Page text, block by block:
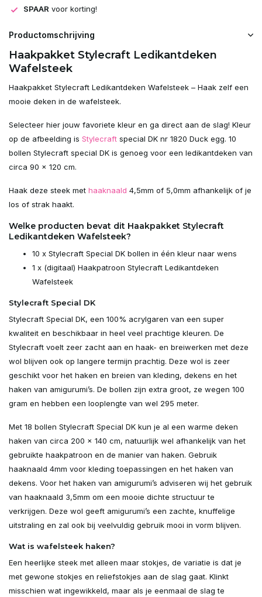
Uitverkocht
Uitverkocht
Uitverkocht
Uitverkocht
Uitverkocht
Uitverkocht
Uitverkocht
Uitverkocht
Uitverkocht
Uitverkocht
Uitverkocht
SPAAR voor korting!
Productomschrijving
Haakpakket Stylecraft Ledikantdeken
Wafelsteek
Haakpakket Stylecraft Ledikantdeken Wafelsteek – Haak zelf een
mooie deken in de wafelsteek.
Selecteer hier jouw favoriete kleur en ga direct aan de slag! Kleur
op de afbeelding is Stylecraft special DK nr 1820 Duck egg. 10
bollen Stylecraft special DK is genoeg voor een ledikantdeken van
circa 90 x 120 cm.
Haak deze steek met haaknaald 4,5mm of 5,0mm afhankelijk of je
los of strak haakt.
Welke producten bevat dit Haakpakket Stylecraft
Ledikantdeken Wafelsteek?
10 x Stylecraft Special DK bollen in één kleur naar wens
1 x (digitaal) Haakpatroon Stylecraft Ledikantdeken
Wafelsteek
Stylecraft Special DK
Stylecraft Special DK, een 100% acrylgaren van een super
kwaliteit en beschikbaar in heel veel prachtige kleuren. De
Stylecraft voelt zeer zacht aan en haak- en breiwerken met deze
wol blijven ook op langere termijn prachtig. Deze wol is zeer
geschikt voor het haken en breien van kleding, dekens en het
haken van amigurumi’s. De bollen zijn extra groot, ze wegen 100
gram en hebben een looplengte van wel 295 meter.
Met 18 bollen Stylecraft Special DK kun je al een warme deken
haken van circa 200 x 140 cm, natuurlijk wel afhankelijk van het
gebruikte haakpatroon en de manier van haken. Gebruik
haaknaald 4mm voor kleding toepassingen en het haken van
dekens. Voor het haken van amigurumi’s adviseren wij het gebruik
van haaknaald 3,5mm om een mooie dichte structuur te
verkrijgen. Deze wol geeft amigurumi’s een zachte, knuffelige
uitstraling en zal ook bij veelvuldig gebruik mooi in vorm blijven.
Wat is wafelsteek haken?
Een heerlijke steek met alleen maar stokjes, de variatie is dat je
met gewone stokjes en reliefstokjes aan de slag gaat. Klinkt
misschien wat ingewikkeld, maar als je eenmaal de slag te